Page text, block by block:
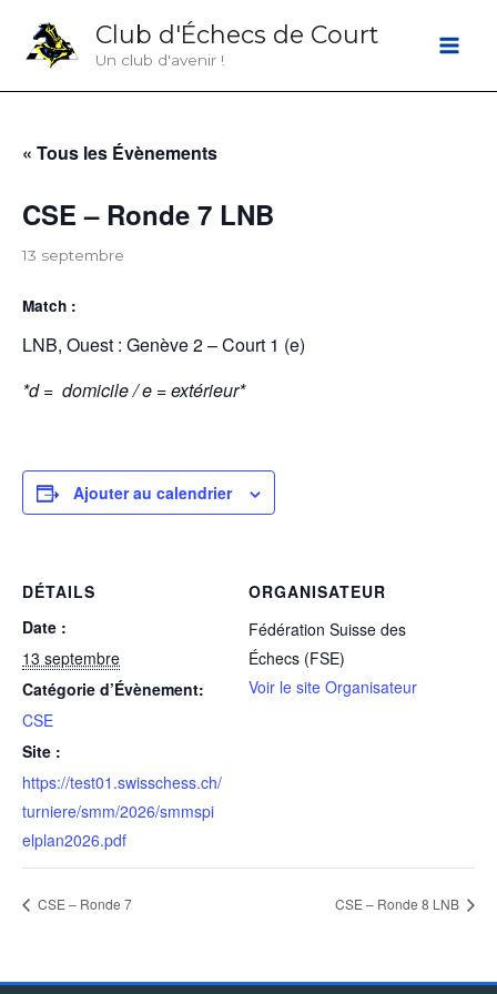
contenu
Club d'Échecs de Court
Un club d'avenir !
« Tous les Évènements
CSE – Ronde 7 LNB
13 septembre
Match :
LNB, Ouest : Genève 2 – Court 1 (e)
*d = domicile / e = extérieur*
Ajouter au calendrier
DÉTAILS
Date :
13 septembre
Catégorie d’Évènement:
CSE
Site :
https://test01.swisschess.ch/
turniere/smm/2026/smmspi
elplan2026.pdf
ORGANISATEUR
Fédération Suisse des
Échecs (FSE)
Voir le site Organisateur
CSE – Ronde 7 CSE – Ronde 8 LNB